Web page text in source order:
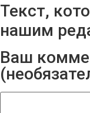
Текст,
нашим
Ваш